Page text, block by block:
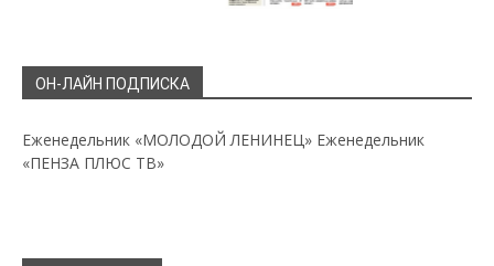
ОН-ЛАЙН ПОДПИСКА
Еженедельник «МОЛОДОЙ ЛЕНИНЕЦ» Еженедельник
«ПЕНЗА ПЛЮС ТВ»